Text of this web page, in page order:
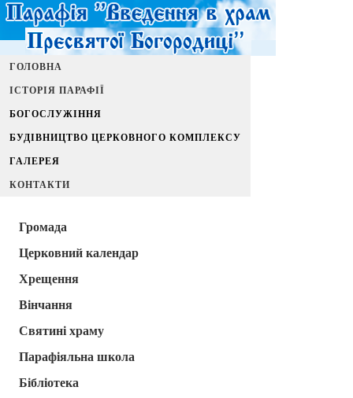
ГОЛОВНА
ІСТОРІЯ ПАРАФІЇ
БОГОСЛУЖІННЯ
БУДІВНИЦТВО ЦЕРКОВНОГО КОМПЛЕКСУ
ГАЛЕРЕЯ
КОНТАКТИ
Громада
Церковний календар
Хрещення
Вінчання
Святині храму
Парафіяльна школа
Бібліотека